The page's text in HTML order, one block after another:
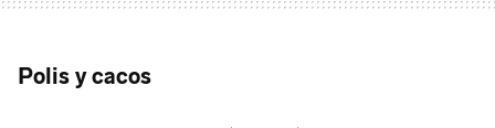
Polis y cacos